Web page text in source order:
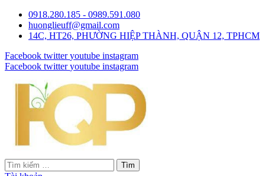
0918.280.185 - 0989.591.080
huonglieuff@gmail.com
14C, HT26, PHƯỜNG HIỆP THÀNH, QUẬN 12, TPHCM
Facebook twitter youtube instagram
Facebook twitter youtube instagram
Tìm